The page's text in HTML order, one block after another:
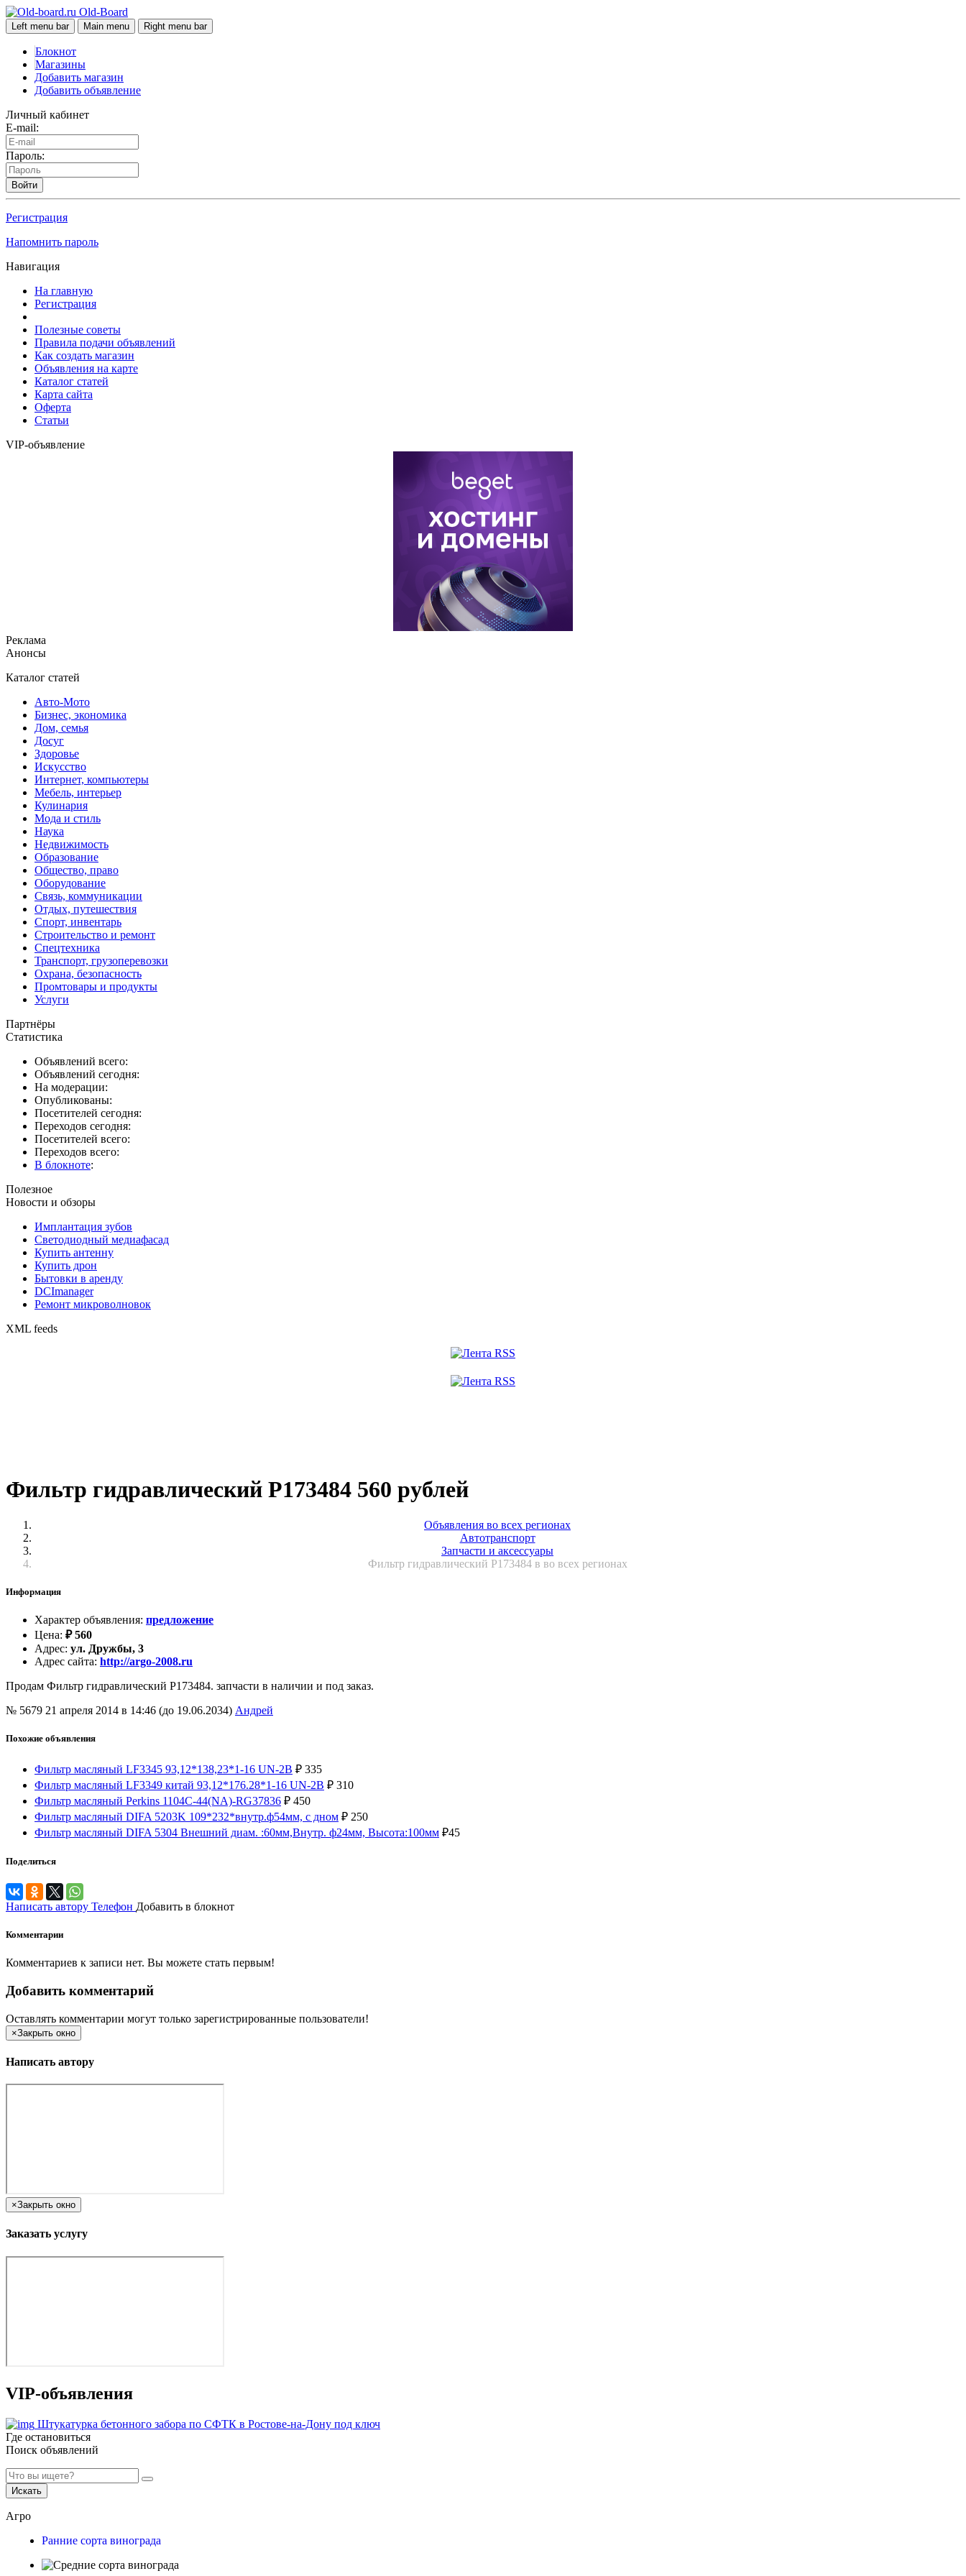
Old-Board
Left menu bar Main menu Right menu bar
Блокнот
Магазины
Добавить магазин
Добавить объявление
Личный кабинет
E-mail:
Пароль:
Войти
Регистрация
Напомнить пароль
Навигация
На главную
Регистрация
Полезные советы
Правила подачи объявлений
Как создать магазин
Объявления на карте
Каталог статей
Карта сайта
Оферта
Статьи
VIP-объявление
Реклама
Анонсы
Каталог статей
Авто-Мото
Бизнес, экономика
Дом, семья
Досуг
Здоровье
Искусство
Интернет, компьютеры
Мебель, интерьер
Кулинария
Мода и стиль
Наука
Недвижимость
Образование
Общество, право
Оборудование
Связь, коммуникации
Отдых, путешествия
Спорт, инвентарь
Строительство и ремонт
Спецтехника
Транспорт, грузоперевозки
Охрана, безопасность
Промтовары и продукты
Услуги
Партнёры
Статистика
Объявлений всего:
Объявлений сегодня:
На модерации:
Опубликованы:
Посетителей сегодня:
Переходов сегодня:
Посетителей всего:
Переходов всего:
В блокноте:
Полезное
Новости и обзоры
Имплантация зубов
Светодиодный медиафасад
Купить антенну
Купить дрон
Бытовки в аренду
DCImanager
Ремонт микроволновок
XML feeds
Фильтр гидравлический P173484 560 рублей
Объявления во всех регионах
Автотранспорт
Запчасти и аксессуары
Фильтр гидравлический P173484 в во всех регионах
Информация
Характер объявления: предложение
Цена: ₽560
Адрес: ул. Дружбы, 3
Адрес сайта: http://argo-2008.ru
Продам Фильтр гидравлический P173484. запчасти в наличии и под заказ.
№ 5679 21 апреля 2014 в 14:46 (до 19.06.2034) Андрей
Похожие объявления
Фильтр масляный LF3345 93,12*138,23*1-16 UN-2B ₽ 335
Фильтр масляный LF3349 китай 93,12*176.28*1-16 UN-2B ₽ 310
Фильтр масляный Perkins 1104C-44(NA)-RG37836 ₽ 450
Фильтр масляный DIFA 5203K 109*232*внутр.ф54мм, с дном ₽ 250
Фильтр масляный DIFA 5304 Внешний диам. :60мм,Внутр. ф24мм, Высота:100мм ₽45
Поделиться
Написать автору Телефон Добавить в блокнот
Комментарии
Комментариев к записи нет. Вы можете стать первым!
Добавить комментарий
Оставлять комментарии могут только зарегистрированные пользователи!
×Закрыть окно
Написать автору
×Закрыть окно
Заказать услугу
VIP-объявления
Штукатурка бетонного забора по СФТК в Ростове-на-Дону под ключ
Где остановиться
Поиск объявлений
Искать
Агро
Ранние сорта винограда